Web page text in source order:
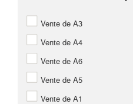
Vente de A3
Vente de A4
Vente de A6
Vente de A5
Vente de A1